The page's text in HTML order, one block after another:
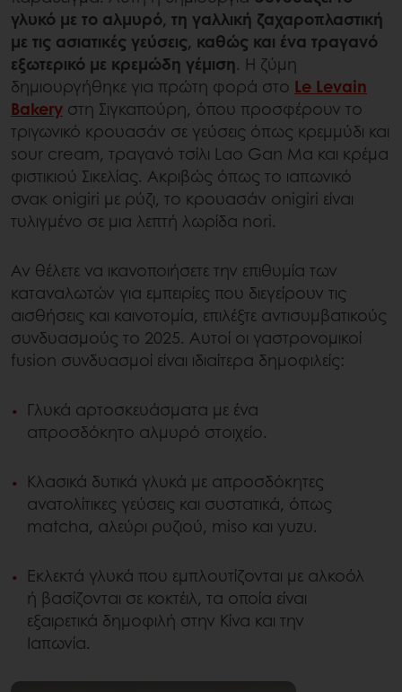
γλυκό με το αλμυρό, τη γαλλική ζαχαροπλαστική
με τις ασιατικές γεύσεις, καθώς και ένα τραγανό
εξωτερικό με κρεμώδη γέμιση. Η ζύμη
δημιουργήθηκε για πρώτη φορά στο Le Levain
Bakery στη Σιγκαπούρη, όπου προσφέρουν το
τριγωνικό κρουασάν σε γεύσεις όπως κρεμμύδι και
sour cream, τραγανό τσίλι Lao Gan Ma και κρέμα
φιστικιού Σικελίας. Ακριβώς όπως το ιαπωνικό
σνακ onigiri με ρύζι, το κρουασάν onigiri είναι
τυλιγμένο σε μια λεπτή λωρίδα nori.
Αν θέλετε να ικανοποιήσετε την επιθυμία των
καταναλωτών για εμπειρίες που διεγείρουν τις
αισθήσεις και καινοτομία, επιλέξτε αντισυμβατικούς
συνδυασμούς το 2025. Αυτοί οι γαστρονομικοί
fusion συνδυασμοί είναι ιδιαίτερα δημοφιλείς:
Γλυκά αρτοσκευάσματα με ένα
απροσδόκητο αλμυρό στοιχείο.
Κλασικά δυτικά γλυκά με απροσδόκητες
ανατολίτικες γεύσεις και συστατικά, όπως
matcha, αλεύρι ρυζιού, miso και yuzu.
Εκλεκτά γλυκά που εμπλουτίζονται με αλκοόλ
ή βασίζονται σε κοκτέιλ, τα οποία είναι
εξαιρετικά δημοφιλή στην Κίνα και την
Ιαπωνία.